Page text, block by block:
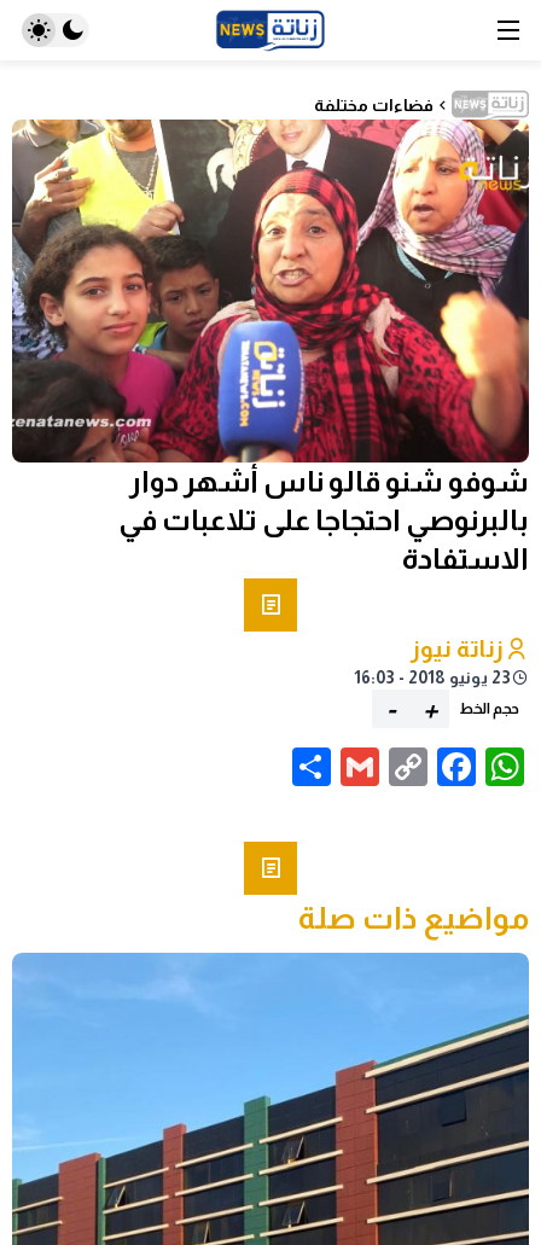
فضاءات مختلفة
شوفو شنو قالو ناس أشهر دوار
بالبرنوصي احتجاجا على تلاعبات في
الاستفادة
زناتة نيوز
23 يونيو 2018 - 16:03
حجم الخط +
-
WhatsApp
Facebook
Copy
Gmail
مواضيع ذات صلة